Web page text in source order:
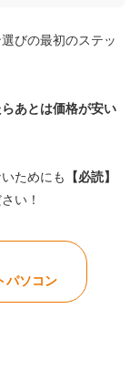
びの最初のステッ
あとは価格が安い
ためにも
【必読】
い！
パソコン